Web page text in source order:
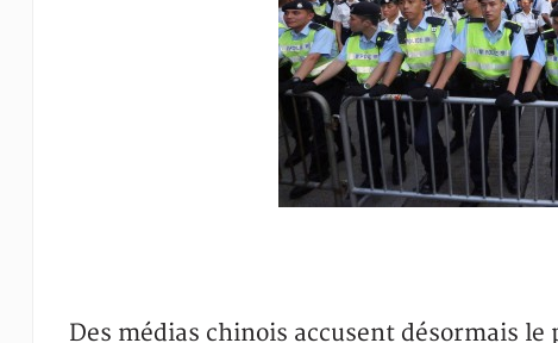
Des médias chinois accusent désormais